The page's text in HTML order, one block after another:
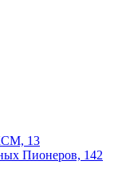
13
Пионеров, 142